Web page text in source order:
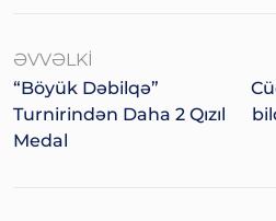
ƏVVƏLKI
“Böyük Dəbilqə”
Turnirindən Daha 2 Qızıl
Medal